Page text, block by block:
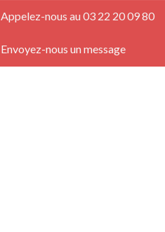
Appelez-nous au 03 22 20 09 80
Envoyez-nous un message